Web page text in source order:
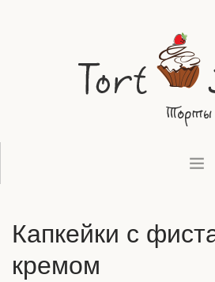
Капкейки с
кремом